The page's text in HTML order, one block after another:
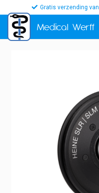
Gratis verzending
Medical Werff